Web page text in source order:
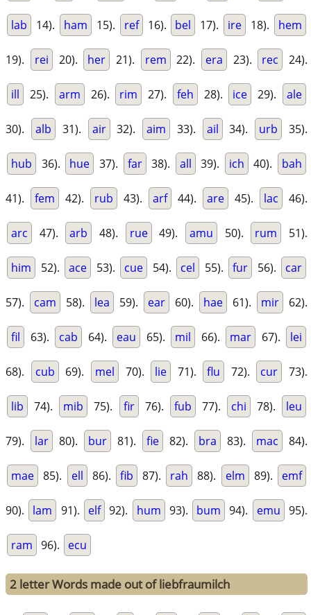
lab 14). ham 15). ref 16). bel 17). ire 18). hem
19). rei 20). her 21). rem 22). era 23). rec 24).
ill 25). arm 26). rim 27). feh 28). ice 29). ale
30). alb 31). air 32). aim 33). ail 34). urb 35).
hub 36). hue 37). far 38). all 39). ich 40). bah
41). fem 42). rub 43). arf 44). are 45). lac 46).
arc 47). arb 48). rue 49). amu 50). rum 51).
him 52). ace 53). cue 54). cel 55). fur 56). car
57). cam 58). lea 59). ear 60). hae 61). mir 62).
fil 63). cab 64). eau 65). mil 66). mar 67). lei
68). cub 69). mel 70). lie 71). flu 72). cur 73).
lib 74). mib 75). fir 76). fub 77). chi 78). leu
79). lar 80). bur 81). fie 82). bra 83). mac 84).
mae 85). ell 86). fib 87). rah 88). elm 89). emf
90). lam 91). elf 92). hum 93). bum 94). emu 95).
ram 96). ecu
2 letter Words made out of liebfraumilch